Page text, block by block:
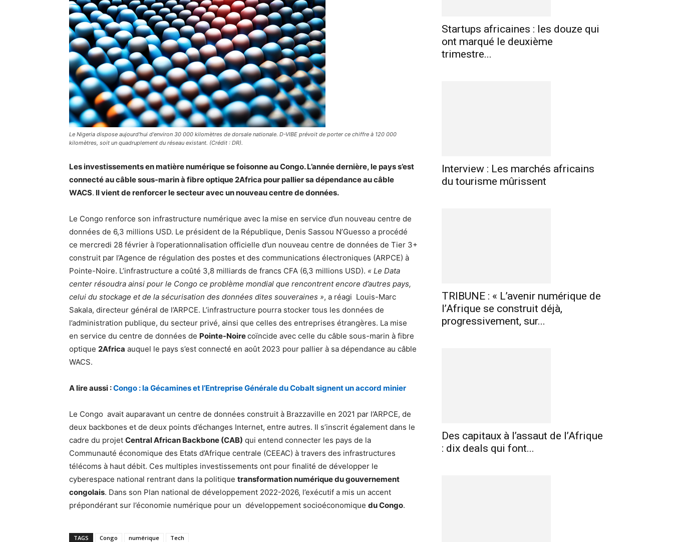
Le Nigeria dispose aujourd'hui d'environ 30 000 kilomètres de dorsale nationale. D-VIBE prévoit de porter ce chiffre à 120 000
kilomètres, soit un quadruplement du réseau existant. (Crédit : DR).
Les investissements en matière numérique se foisonne au Congo. L’année dernière, le pays s’est
connecté au câble sous-marin à fibre optique 2Africa pour pallier sa dépendance au câble
WACS. Il vient de renforcer le secteur avec un nouveau centre de données.
Le Congo renforce son infrastructure numérique avec la mise en service d’un nouveau centre de
données de 6,3 millions USD. Le président de la République, Denis Sassou N’Guesso a procédé
ce mercredi 28 février à l’operationnalisation officielle d’un nouveau centre de données de Tier 3+
construit par l’Agence de régulation des postes et des communications électroniques (ARPCE) à
Pointe-Noire. L’infrastructure a coûté 3,8 milliards de francs CFA (6,3 millions USD). « Le Data
center résoudra ainsi pour le Congo ce problème mondial que rencontrent encore d’autres pays,
celui du stockage et de la sécurisation des données dites souveraines », a réagi Louis-Marc
Sakala, directeur général de l’ARPCE. L’infrastructure pourra stocker tous les données de
l’administration publique, du secteur privé, ainsi que celles des entreprises étrangères. La mise
en service du centre de données de Pointe-Noirecoïncide avec celle du câble sous-marin à fibre
optique 2Africa auquel le pays s’est connecté en août 2023 pour pallier à sa dépendance au câble
WACS.
A lire aussi :Congo : la Gécamines et l’Entreprise Générale du Cobalt signent un accord minier
Le Congo avait auparavant un centre de données construit à Brazzaville en 2021 par l’ARPCE, de
deux backbones et de deux points d’échanges Internet, entre autres. Il s’inscrit également dans le
cadre du projet Central African Backbone (CAB) qui entend connecter les pays de la
Communauté économique des Etats d’Afrique centrale (CEEAC) à travers des infrastructures
télécoms à haut débit. Ces multiples investissements ont pour finalité de développer le
cyberespace national rentrant dans la politique transformation numérique du gouvernement
congolais. Dans son Plan national de développement 2022-2026, l’exécutif a mis un accent
prépondérant sur l’économie numérique pour un développement socioéconomique du Congo.
TAGS Congo numérique Tech
Startups africaines : les douze qui
ont marqué le deuxième
trimestre...
Interview : Les marchés africains
du tourisme mûrissent
TRIBUNE : « L’avenir numérique de
l’Afrique se construit déjà,
progressivement, sur...
Des capitaux à l’assaut de l’Afrique
: dix deals qui font...